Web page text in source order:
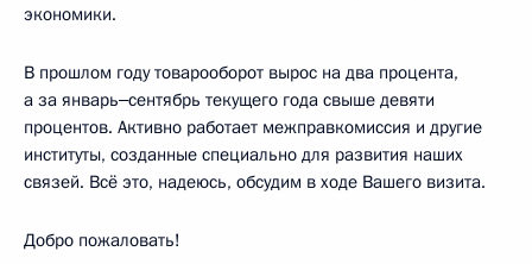
экономики.
В прошлом году товарооборот вырос на два процента,
а за январь‒сентябрь текущего года свыше девяти
процентов. Активно работает межправкомиссия и другие
институты, созданные специально для развития наших
связей. Всё это, надеюсь, обсудим в ходе Вашего визита.
Добро пожаловать!